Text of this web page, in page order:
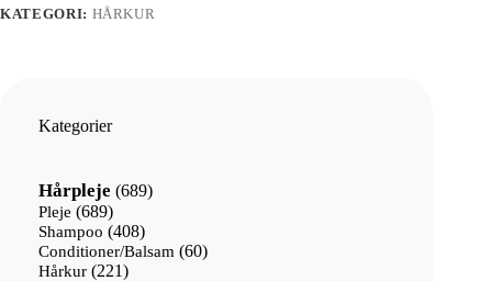
KATEGORI: HÅRKUR
Kategorier
Hårpleje 689689
Pleje 689689
varer
Shampoo 408408
varer
Conditioner/Balsam 6060
Hårkur 221221